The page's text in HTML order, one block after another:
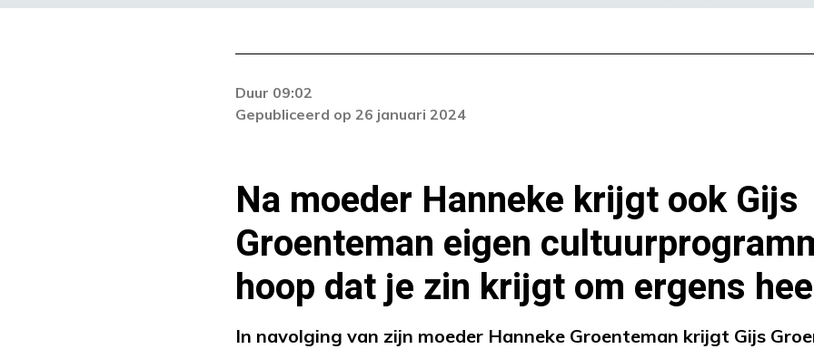
De gewenste stream is op dit moment niet
beschikbaar. Als het probleem zich blijft voordoen,
Duur 09:02
Gepubliceerd op 26 januari 2024
Na moeder Hanneke krijgt ook Gijs
Groenteman eigen
hoop dat je zin krijgt om ergens
In navolging van zijn moeder Hanneke Groenteman krijgt Gijs